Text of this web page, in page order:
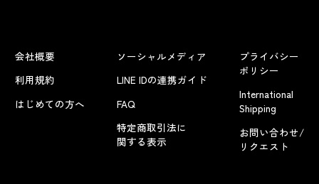
会社概要
利用規約
はじめての方へ
ソーシャルメディア
LINE IDの連携ガイド
FAQ
特定商取引法に
関する表示
プライバシー
ポリシー
International
Shipping
お問い合わせ/
リクエスト